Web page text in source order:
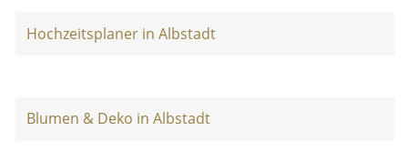
Hochzeitsplaner in Albstadt
Blumen & Deko in Albstadt